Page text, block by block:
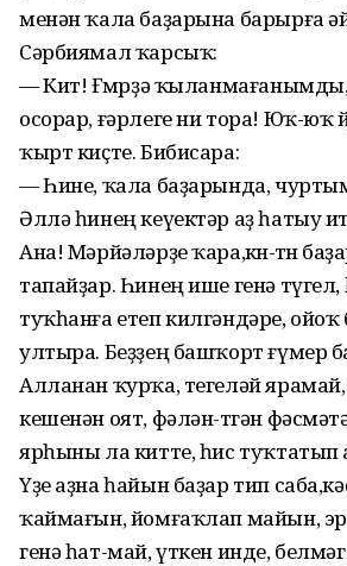
менән ҡала баҙарына барырға
Сәрбиямал ҡарсыҡ:
— Кит! Ғөмөрҙә
осорар, ғәрлеге ни тора! Юҡ-юҡ
ҡырт киҫте. Бибисара:
— Һине, ҡала баҙарында,
Әллә һинең кеүектәр аҙ һатыу
Ана! Мәрйәләрҙе ҡара,көнө-төнө
тапайҙар. Һинең ише генә
туҡһанға етеп килгәндәре,
ултыра. Беҙҙең башҡорт ғүмер
Алланан ҡурҡа, тегеләй
кешенән оят, фәлән-төгән
ярһыны ла китте, һис
Үҙе аҙна һайын баҙар тип
ҡаймағын, йомғаҡлап майын,
генә һат-май, үткен инде,